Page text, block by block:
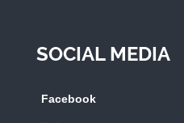
SOCIAL MEDIA
Facebook